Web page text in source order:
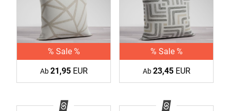
% Sale %
Ab21,95EUR
% Sale %
Ab23,45EUR